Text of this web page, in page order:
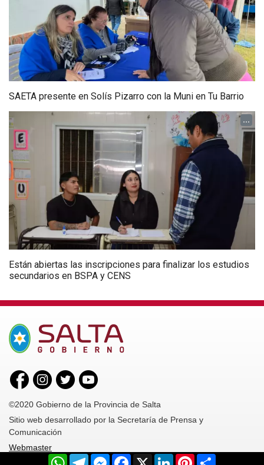
SAETA presente en Solís Pizarro con la Muni en Tu Barrio
...
Están abiertas las inscripciones para finalizar los estudios
secundarios en BSPA y CENS
©2020 Gobierno de la Provincia de Salta
Sitio web desarrollado por la Secretaría de Prensa y
Comunicación
Webmaster
WhatsAppTelegramMessenger
Facebook
X LinkedInPinterest